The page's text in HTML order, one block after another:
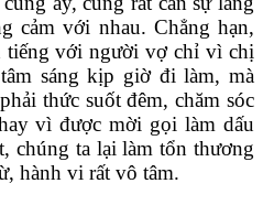
cảm với nhau. Chẳng hạn,
tiếng với người vợ chỉ vì chị
sáng kịp giờ đi làm, mà
thức suốt đêm, chăm sóc
vì được mời gọi làm dấu
chúng ta lại làm tổn thương
hành vi rất vô tâm.